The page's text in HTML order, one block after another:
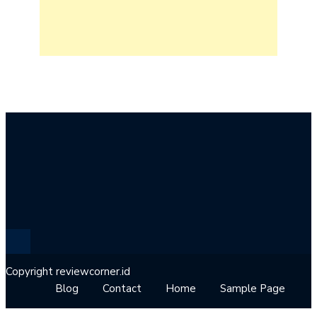
Copyright reviewcorner.id
Blog
Contact Home Sample Page